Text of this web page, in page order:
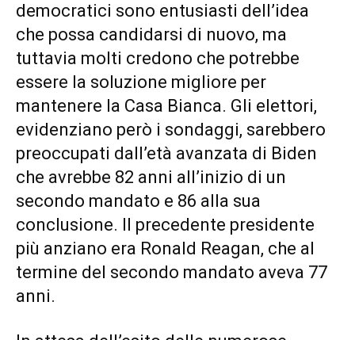
democratici sono entusiasti dell’idea
che possa candidarsi di nuovo, ma
tuttavia molti credono che potrebbe
essere la soluzione migliore per
mantenere la Casa Bianca. Gli elettori,
evidenziano però i sondaggi, sarebbero
preoccupati dall’età avanzata di Biden
che avrebbe 82 anni all’inizio di un
secondo mandato e 86 alla sua
conclusione. Il precedente presidente
più anziano era Ronald Reagan, che al
termine del secondo mandato aveva 77
anni.